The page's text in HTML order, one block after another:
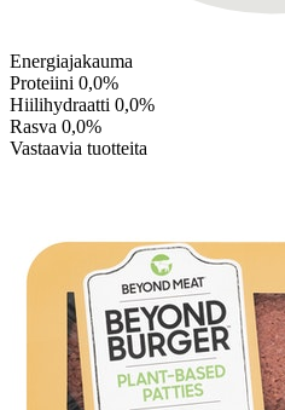
Energiajakauma
Proteiini 0,0%
Hiilihydraatti 0,0%
Rasva 0,0%
Vastaavia tuotteita